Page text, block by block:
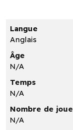
Langue
Anglais
Âge
N/A
Temps
N/A
Nombre de
N/A